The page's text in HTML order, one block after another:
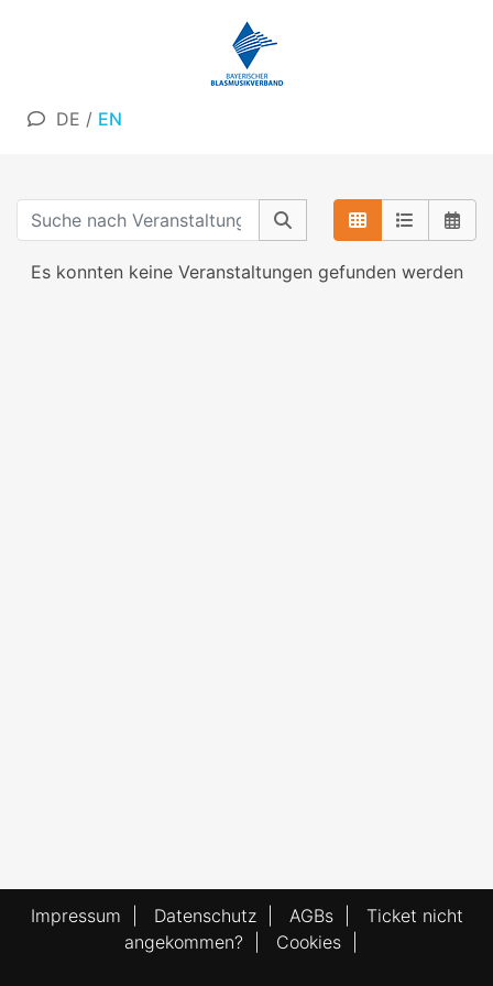
DE / EN
Es konnten keine Veranstaltungen gefunden werden
Impressum Datenschutz| AGBs| Ticket nicht
angekommen?
Cookies